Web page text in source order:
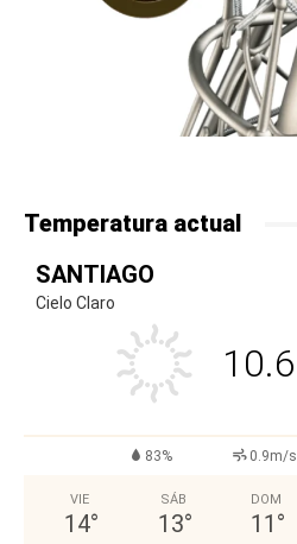
Temperatura actual
SANTIAGO
Cielo Claro
10.6
83% 0.9m/s
VIE
14°
SÁB
13°
DOM
11 °